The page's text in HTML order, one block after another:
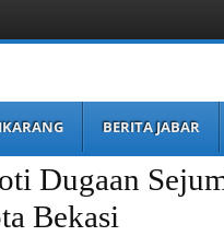
BERITA JABAR
Dugaan
Bekasi